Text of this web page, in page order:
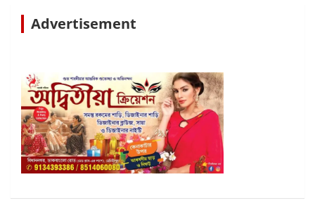
Advertisement